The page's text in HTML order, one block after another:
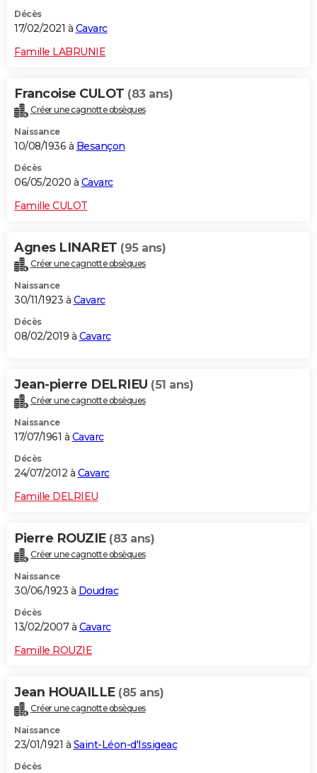
Décès
17/02/2021 à Cavarc
Famille LABRUNIE
Francoise CULOT (83 ans)
Créer une cagnotte obsèques
Naissance
10/08/1936 à Besançon
Décès
06/05/2020 à Cavarc
Famille CULOT
Agnes LINARET (95 ans)
Créer une cagnotte obsèques
Naissance
30/11/1923 à Cavarc
Décès
08/02/2019 à Cavarc
Jean-pierre DELRIEU (51 ans)
Créer une cagnotte obsèques
Naissance
17/07/1961 à Cavarc
Décès
24/07/2012 à Cavarc
Famille DELRIEU
Pierre ROUZIE (83 ans)
Créer une cagnotte obsèques
Naissance
30/06/1923 à Doudrac
Décès
13/02/2007 à Cavarc
Famille ROUZIE
Jean HOUAILLE (85 ans)
Créer une cagnotte obsèques
Naissance
23/01/1921 à Saint-Léon-d'Issigeac
Décès